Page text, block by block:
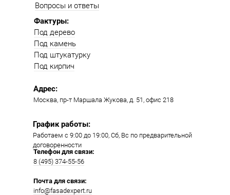
Фактуры:
Под дерево
Под камень
Под штукатурку
Под кирпич
Работаем с 9:00 до 19:00​, Сб, Вс по предварительной
договоренности
Москва, пр-т Маршала Жукова, д. 51, офис 218​​
Вопросы и ответы
Адрес:
График работы:
Телефон для связи:
8 (495) 374-55-56​
Почта для связи:
info@fasadexpert.ru